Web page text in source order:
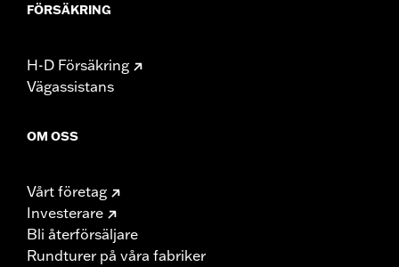
FÖRSÄKRING
H-D Försäkring
Vägassistans
OM OSS
Vårt företag
Investerare
Bli återförsäljare
Rundturer på våra fabriker